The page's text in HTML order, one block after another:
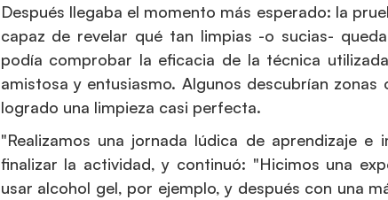
Después llegaba el momento más esperado: la
capaz de revelar qué tan limpias -o sucias-
podía comprobar la eficacia de la técnica
amistosa y entusiasmo. Algunos descubrían
logrado una limpieza casi perfecta.
"Realizamos una jornada lúdica de aprendizaje
finalizar la actividad, y continuó: "Hicimos una
usar alcohol gel, por ejemplo, y después con una